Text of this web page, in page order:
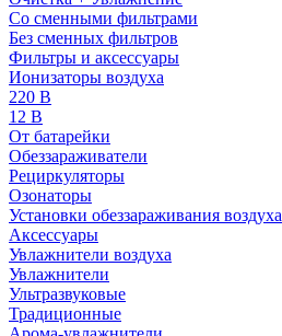
Cо сменными фильтрами
Без сменных фильтров
Фильтры и аксессуары
Ионизаторы воздуха
220 В
12 В
От батарейки
Обеззараживатели
Рециркуляторы
Озонаторы
Установки обеззараживания воздуха
Аксессуары
Увлажнители воздуха
Увлажнители
Ультразвуковые
Традиционные